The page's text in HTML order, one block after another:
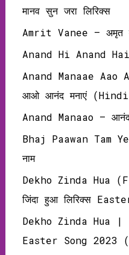
मानव सुन जरा लिरिक्‍स
Amrit Vanee – अमृत
Anand Hi Anand
Anand Manaae Aao
आओ आनंद मनाएं
Anand Manaao –
Bhaj Paawan Tam
नाम
Dekho Zinda Hua
जिंदा हुआ लिरिक्‍स
Dekho Zinda Hua
Easter Song 2023